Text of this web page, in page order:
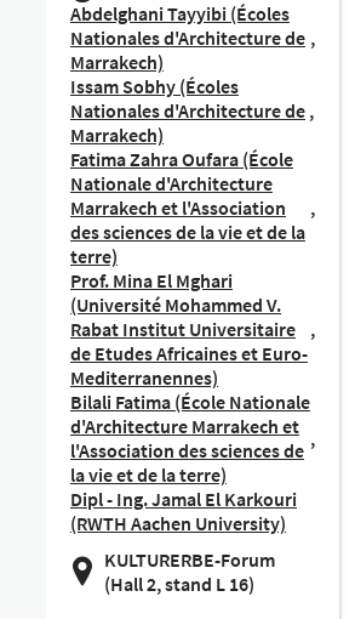
Abdelghani Tayyibi (Écoles
Nationales d'Architecture de
Marrakech)
Issam Sobhy (Écoles
Nationales d'Architecture de
Marrakech)
Fatima Zahra Oufara (École
Nationale d'Architecture
Marrakech et l'Association
des sciences de la vie et de la
terre)
Prof. Mina El Mghari
(Université Mohammed V.
Rabat Institut Universitaire
de Etudes Africaines et Euro-
Mediterranennes)
Bilali Fatima (École Nationale
d'Architecture Marrakech et
l'Association des sciences de
la vie et de la terre)
Dipl - Ing. Jamal El Karkouri
(RWTH Aachen University)
KULTURERBE-Forum
(Hall 2, stand L 16)